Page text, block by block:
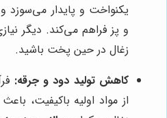
یکنواخت و پایدار می‌سوزد
و پز فراهم می‌کند. دیگر
زغال در حین پخت باشید.
کاهش تولید دود و جرقه:
از مواد اولیه باکیفیت،